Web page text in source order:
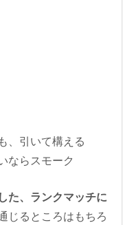
、引いて構える
ならスモーク
た、ランクマッチに
じるところはもちろ